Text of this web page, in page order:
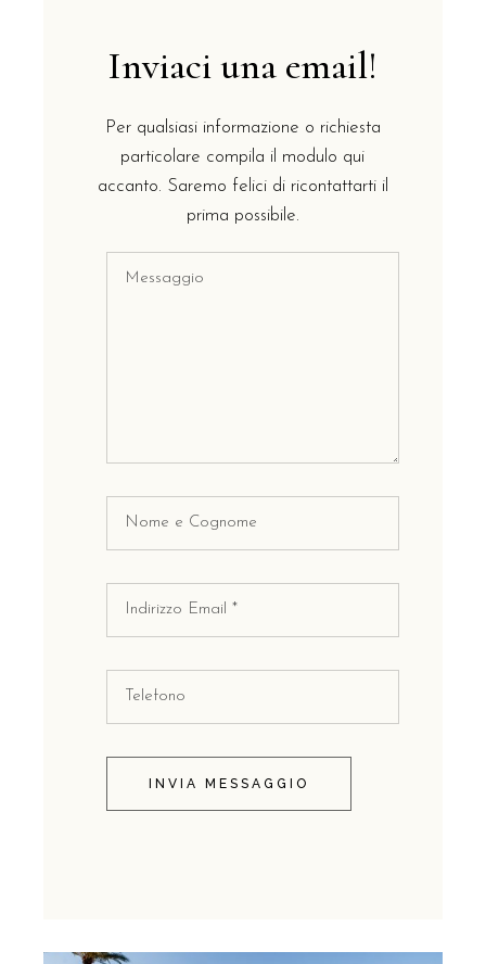
Inviaci una email!
Per qualsiasi informazione o richiesta
particolare compila il modulo qui
accanto. Saremo felici di ricontattarti il
prima possibile.
INVIA MESSAGGIO